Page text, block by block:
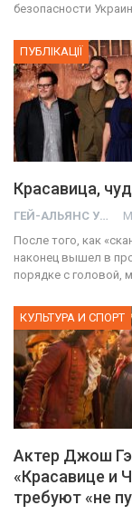
безопасности
ПУБЛІКАЦІЇ
Красавица,
ГЕЙ-АЛЬЯНС УКРАИНА
После того, как
наконец вышел в
порядке с головой,
КУЛЬТУРА И СПОРТ
Актер Джош
«Красавице и
требуют «не